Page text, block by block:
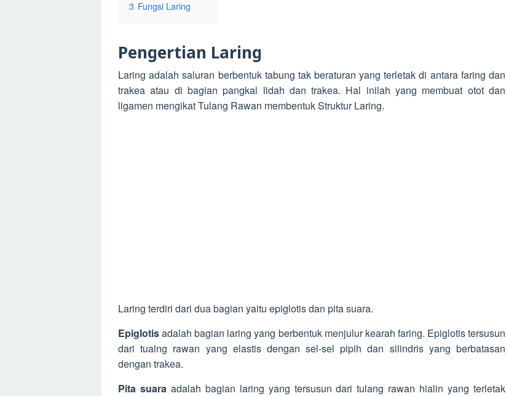
3 Fungsi Laring
Pengertian Laring
Laring adalah saluran berbentuk tabung tak beraturan yang terletak di antara faring dan
trakea atau di bagian pangkal lidah dan trakea. Hal inilah yang membuat otot dan
ligamen mengikat Tulang Rawan membentuk Struktur Laring.
Laring terdiri dari dua bagian yaitu epiglotis dan pita suara.
Epiglotisadalah bagian laring yang berbentuk menjulur kearah faring. Epiglotis tersusun
dari tualng rawan yang elastis dengan sel-sel pipih dan silindris yang berbatasan
dengan trakea.
Pita suaraadalah bagian laring yang tersusun dari tulang rawan hialin yang terletak